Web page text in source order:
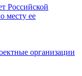
Российской
месту ее
организации